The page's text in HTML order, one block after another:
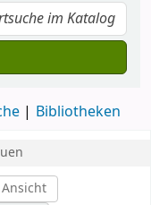
Bibliotheken